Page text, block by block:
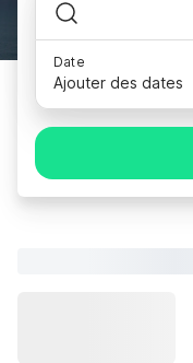
Date
Ajouter des dates